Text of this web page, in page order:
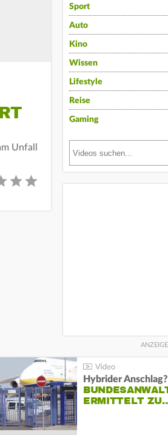
Unfall
Sport
Auto
Kino
Wissen
Lifestyle
Reise
Gaming
Hybrider Anschlag?
ERMITTELT